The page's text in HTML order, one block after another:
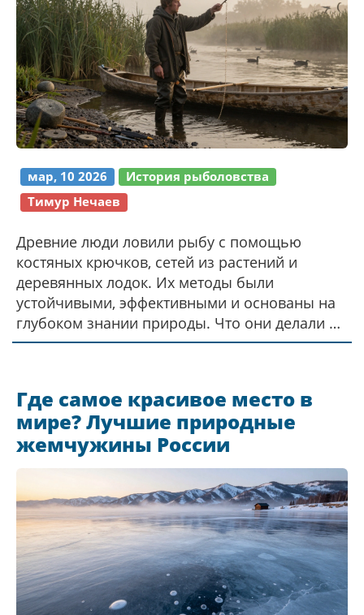
мар, 10 2026
История рыболовства
Тимур Нечаев
Древние люди ловили рыбу с помощью
костяных крючков, сетей из растений и
деревянных лодок. Их методы были
устойчивыми, эффективными и основаны на
глубоком знании природы. Что они делали и
почему это важно сегодня.
Где самое красивое место в
мире? Лучшие природные
жемчужины России